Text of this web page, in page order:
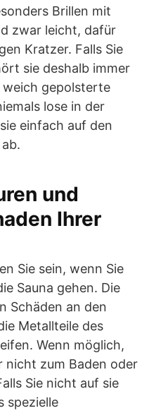
Brillen mit
zwar leicht, dafür
Kratzer. Falls Sie
sie deshalb immer
weich gepolsterte
lose in der
einfach auf den
und
Ihrer
Sie sein, wenn Sie
Sauna gehen. Die
Schäden an den
Metallteile des
Wenn möglich,
nicht zum Baden oder
Sie nicht auf sie
spezielle